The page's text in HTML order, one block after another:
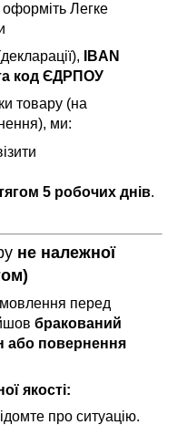
Легке
IBAN
код ЄДРПОУ
товару (на
ми:
5 робочих днів.
не належної
перед
бракований
або повернення
якості:
про ситуацію.